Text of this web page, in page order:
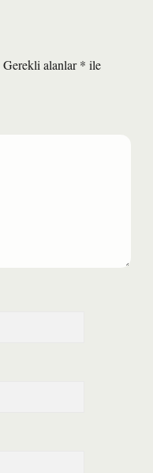
Gerekli alanlar* ile